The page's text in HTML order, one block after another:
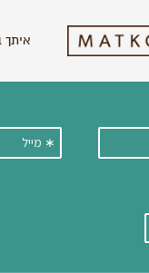
איתך
עדכונים על